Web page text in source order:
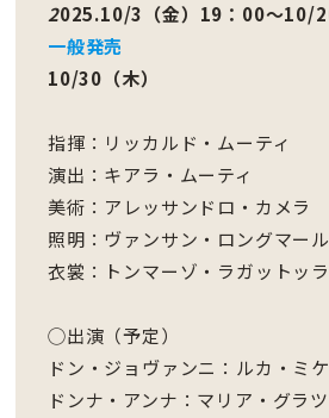
2025.10/3（金）19：00～10/
一般発売
10/30（木）
指揮：リッカルド・ムーティ
演出：キアラ・ムーティ
美術：アレッサンドロ・カメラ
照明：ヴァンサン・ロングマール
衣裳：トンマーゾ・ラガットッラ
◯出演（予定）
ドン・ジョヴァンニ：ルカ・ミ
ドンナ・アンナ：マリア・グラ